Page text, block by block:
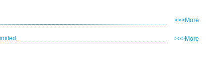
>>>More
>>>More